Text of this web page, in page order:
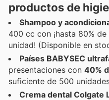
productos de
Shampoo y
400 cc con ¡hasta 80%
unidad! (Disponible en
Países BABYSEC
presentaciones con 40%
suficiente de 500
Crema dental Colgate